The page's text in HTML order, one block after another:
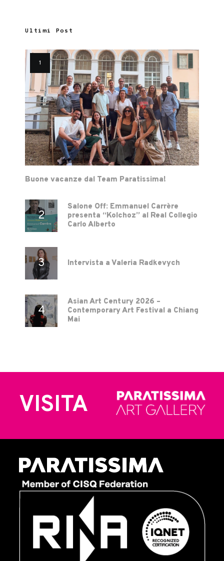
Ultimi Post
Buone vacanze dal Team Paratissima!
Salone Off: Emmanuel Carrère
presenta “Kolchoz” al Real Collegio
Carlo Alberto
Intervista a Valeria Radkevych
Asian Art Century 2026 –
Contemporary Art Festival a Chiang
Mai
VISITA